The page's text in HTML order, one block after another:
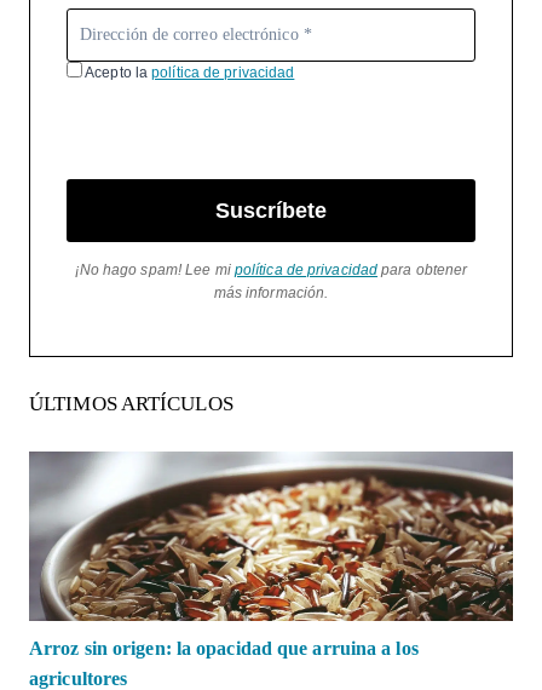
Acepto lapolítica de privacidad
Suscríbete
¡No hago spam! Lee mi política de privacidad para obtener
más información.
ÚLTIMOS ARTÍCULOS
Arroz sin origen: la opacidad que arruina a los
agricultores